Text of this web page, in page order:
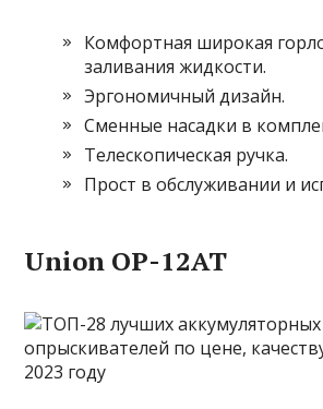
Комфортная широкая
заливания жидкости.
Эргономичный дизайн.
Сменные насадки в
Телескопическая ручка.
Прост в обслуживании и
Union ОР-12АТ